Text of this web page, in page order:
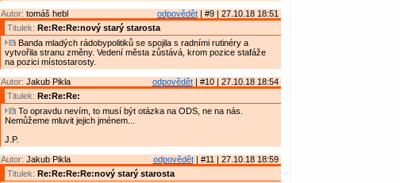
odpovědět| #9 | 27.10.18 18:51
Autor: tomáš hebl
Titulek: Re:Re:Re:nový starý starosta
Banda mladých rádobypolitiků se spojila s radními rutinéry a
vytvořila stranu změny. Vedení města zůstává, krom pozice stafáže
na pozici místostarosty.
odpovědět| #10 | 27.10.18 18:54
Autor: Jakub Pikla
Titulek: Re:Re:Re:
To opravdu nevím, to musí být otázka na ODS, ne na nás.
Nemůžeme mluvit jejich jménem...
J.P.
odpovědět| #11 | 27.10.18 18:59
Autor: Jakub Pikla
Titulek: Re:Re:Re:Re:nový starý starosta